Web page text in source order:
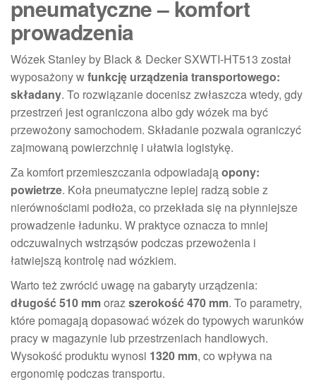
pneumatyczne – komfort
prowadzenia
Wózek Stanley by Black & Decker SXWTI-HT513 został
wyposażony wfunkcję urządzenia transportowego:
składany. To rozwiązanie docenisz zwłaszcza wtedy, gdy
przestrzeń jest ograniczona albo gdy wózek ma być
przewożony samochodem. Składanie pozwala ograniczyć
zajmowaną powierzchnię i ułatwia logistykę.
Za komfort przemieszczania odpowiadająopony:
powietrze. Koła pneumatyczne lepiej radzą sobie z
nierównościami podłoża, co przekłada się na płynniejsze
prowadzenie ładunku. W praktyce oznacza to mniej
odczuwalnych wstrząsów podczas przewożenia i
łatwiejszą kontrolę nad wózkiem.
Warto też zwrócić uwagę na gabaryty urządzenia:
długość 510 mmorazszerokość 470 mm. To parametry,
które pomagają dopasować wózek do typowych warunków
pracy w magazynie lub przestrzeniach handlowych.
Wysokość produktu wynosi 1320 mm, co wpływa na
ergonomię podczas transportu.